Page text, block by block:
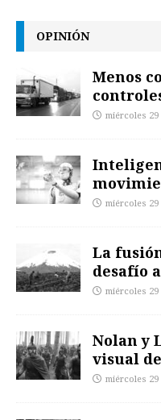
OPINIÓN
Menos
miércoles
miércoles
La
desafío
miércoles
Nolan y
visual
miércoles